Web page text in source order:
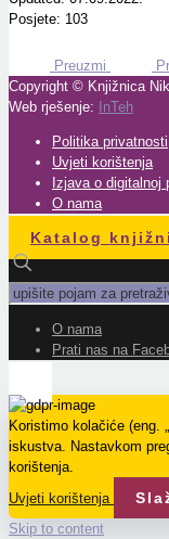
Posjete: 103
Preuzmi
Copyright © Knjižnica
Web rješenje:
InTeh
Politika privatnosti
Uvjeti korištenja
Izjava o digitalnoj
O nama
Katalog
O nama
Prati nas na
Koristimo kolačiće (eng.
iskustva. Nastavkom
korištenja.
Uvjeti korištenja
Skip to content